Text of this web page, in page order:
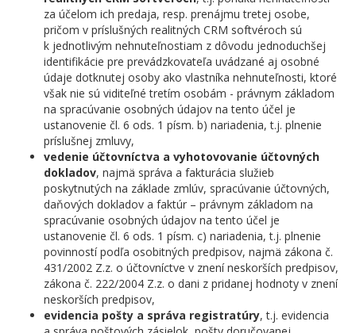
za účelom ich predaja, resp. prenájmu tretej osobe,
pričom v príslušných realitných CRM softvéroch sú
k jednotlivým nehnuteľnostiam z dôvodu jednoduchšej
identifikácie pre prevádzkovateľa uvádzané aj osobné
údaje dotknutej osoby ako vlastníka nehnuteľnosti, ktoré
však nie sú viditeľné tretím osobám - právnym základom
na spracúvanie osobných údajov na tento účel je
ustanovenie čl. 6 ods. 1 písm. b) nariadenia, t.j. plnenie
príslušnej zmluvy,
vedenie účtovníctva a vyhotovovanie účtovných
dokladov, najmä správa a fakturácia služieb
poskytnutých na základe zmlúv, spracúvanie účtovných,
daňových dokladov a faktúr – právnym základom na
spracúvanie osobných údajov na tento účel je
ustanovenie čl. 6 ods. 1 písm. c) nariadenia, t.j. plnenie
povinností podľa osobitných predpisov, najmä zákona č.
431/2002 Z.z. o účtovníctve v znení neskorších predpisov,
zákona č. 222/2004 Z.z. o dani z pridanej hodnoty v znení
neskorších predpisov,
evidencia pošty a správa registratúry, t.j. evidencia